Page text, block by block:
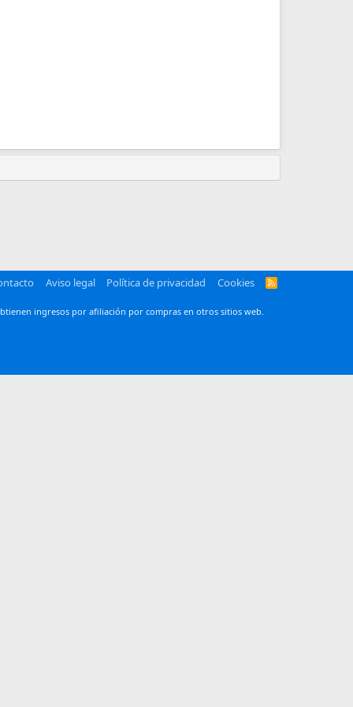
Aviso legal Política de privacidad Cookies
R
ingresos por afiliación por compras en otros sitios web.